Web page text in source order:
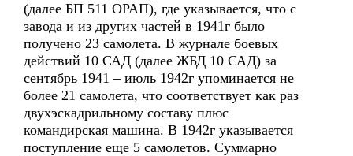
(далее БП 511 ОРАП), где указывается, что с
завода и из других частей в 1941г было
получено 23 самолета. В журнале боевых
действий 10 САД (далее ЖБД 10 САД) за
сентябрь 1941 – июль 1942г упоминается не
более 21 самолета, что соответствует как раз
двухэскадрильному составу плюс
командирская машина. В 1942г указывается
поступление еще 5 самолетов. Суммарно